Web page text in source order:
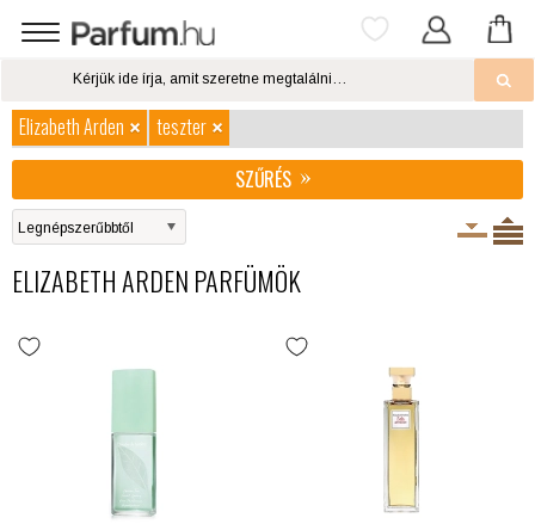
Elizabeth Arden
teszter
SZŰRÉS
ELIZABETH ARDEN PARFÜMÖK